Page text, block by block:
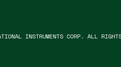
INSTRUMENTS CORP. ALL